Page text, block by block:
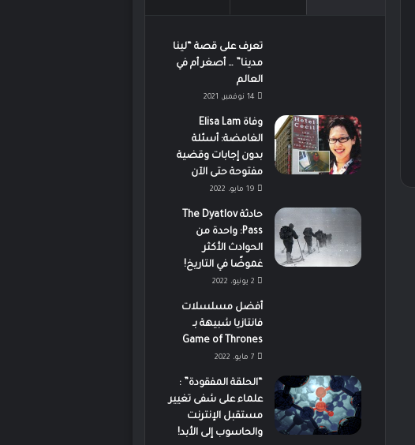
تعرف على قصة “لينا
مدينا” … أصغر أم في
العالم
14 نوفمبر، 2021
وفاة Elisa Lam
الغامضة: أسئلة
بدون إجابات وقضية
مفتوحة حتى الآن
19 مايو، 2022
حادثة The Dyatlov
Pass: واحدة من
الحوادث الأكثر
غموضًا في التاريخ!
2 يونيو، 2022
أفضل مسلسلات
فانتازيا شبيهة بـ
Game of Thrones
7 مايو، 2022
“الحلقة المفقودة” :
علماء على شفى تغيير
مستقبل الإنترنت
والحاسوب إلى الأبد!